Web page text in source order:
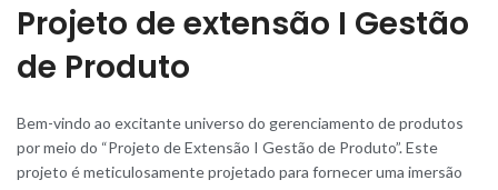
Projeto de extensão I Gestão
de Produto
Bem-vindo ao excitante universo do gerenciamento de produtos
por meio do “Projeto de Extensão I Gestão de Produto”. Este
projeto é meticulosamente projetado para fornecer uma imersão